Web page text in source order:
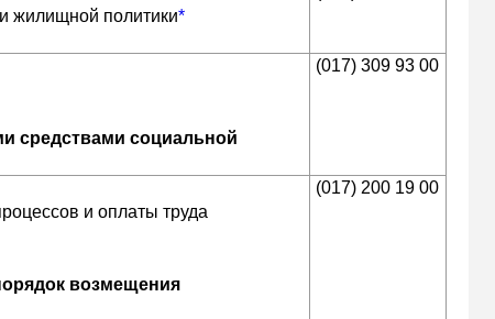
и жилищной политики*
средствами социальной
(017) 309 93 00
и оплаты труда
возмещения
(017) 200 19 00